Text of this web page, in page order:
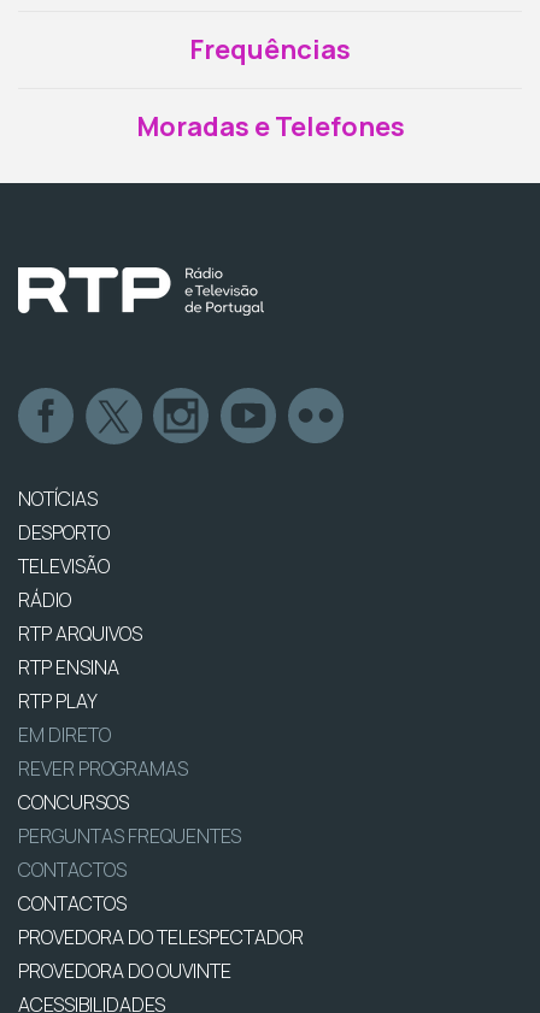
Frequências
Moradas e Telefones
NOTÍCIAS
DESPORTO
TELEVISÃO
RÁDIO
RTP ARQUIVOS
RTP ENSINA
RTP PLAY
EM DIRETO
REVER PROGRAMAS
CONCURSOS
PERGUNTAS FREQUENTES
CONTACTOS
CONTACTOS
PROVEDORA DO TELESPECTADOR
PROVEDORA DO OUVINTE
ACESSIBILIDADES